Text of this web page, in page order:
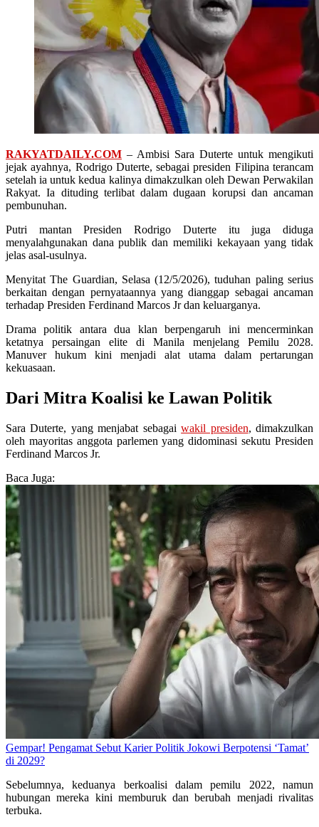
RAKYATDAILY.COM – Ambisi Sara Duterte untuk mengikuti
jejak ayahnya, Rodrigo Duterte, sebagai presiden Filipina terancam
setelah ia untuk kedua kalinya dimakzulkan oleh Dewan Perwakilan
Rakyat. Ia dituding terlibat dalam dugaan korupsi dan ancaman
pembunuhan.
Putri mantan Presiden Rodrigo Duterte itu juga diduga
menyalahgunakan dana publik dan memiliki kekayaan yang tidak
jelas asal-usulnya.
Menyitat The Guardian, Selasa (12/5/2026), tuduhan paling serius
berkaitan dengan pernyataannya yang dianggap sebagai ancaman
terhadap Presiden Ferdinand Marcos Jr dan keluarganya.
Drama politik antara dua klan berpengaruh ini mencerminkan
ketatnya persaingan elite di Manila menjelang Pemilu 2028.
Manuver hukum kini menjadi alat utama dalam pertarungan
kekuasaan.
Dari Mitra Koalisi ke Lawan Politik
Sara Duterte, yang menjabat sebagaiwakil presiden, dimakzulkan
oleh mayoritas anggota parlemen yang didominasi sekutu Presiden
Ferdinand Marcos Jr.
Baca Juga:
Gempar! Pengamat Sebut Karier Politik Jokowi Berpotensi ‘Tamat’
di 2029?
Sebelumnya, keduanya berkoalisi dalam pemilu 2022, namun
hubungan mereka kini memburuk dan berubah menjadi rivalitas
terbuka.